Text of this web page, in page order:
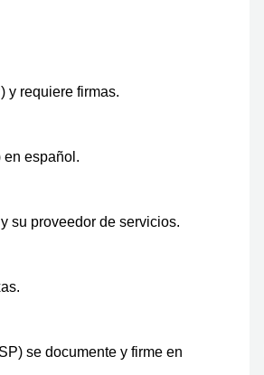
y requiere firmas.
español.
su proveedor de servicios.
se documente y firme en